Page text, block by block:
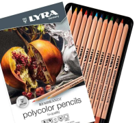
Añadir
a la
lista de
deseos